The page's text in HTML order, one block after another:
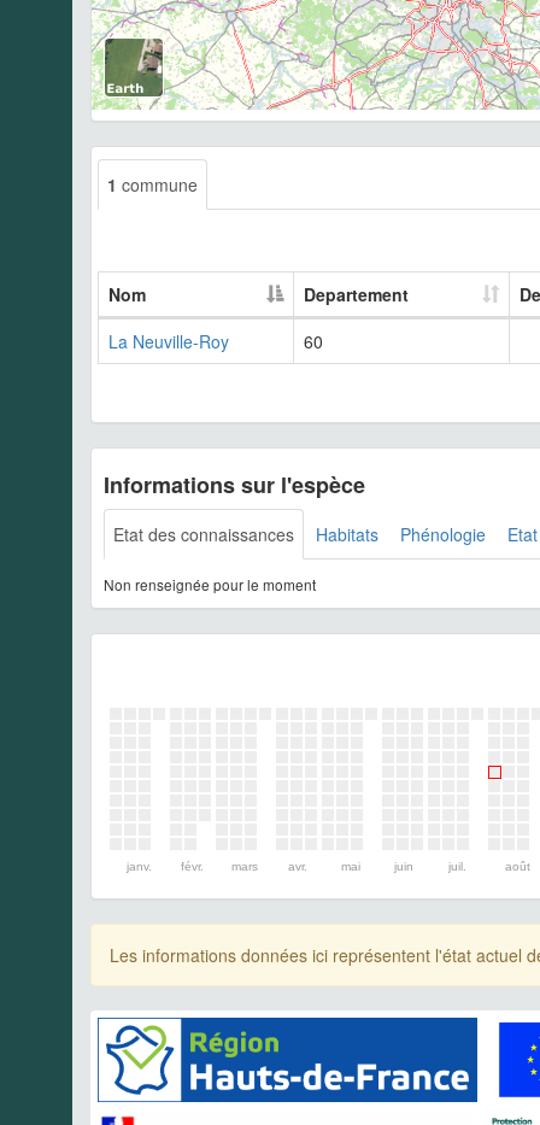
1 commune
Nom Departement
La Neuville-Roy
60
Informations sur l'espèce
Etat des connaissances Habitats Phénologie
Non renseignée pour le moment
janv. févr. mars avr. mai juin juil. août
Les informations données ici représentent l'état actuel